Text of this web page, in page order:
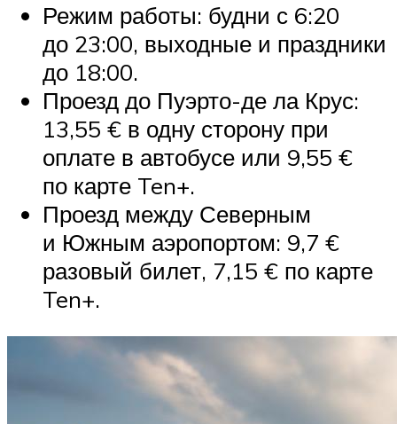
Режим работы: будни с 6:20
до 23:00, выходные и праздники
до 18:00.
Проезд до Пуэрто-де ла Крус:
13,55 € в одну сторону при
оплате в автобусе или 9,55 €
по карте Ten+.
Проезд между Северным
и Южным аэропортом: 9,7 €
разовый билет, 7,15 € по карте
Ten+.